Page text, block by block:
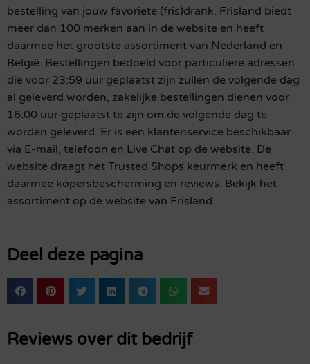
bestelling van jouw favoriete (fris)drank. Frisland biedt
meer dan 100 merken aan in de website en heeft
daarmee het grootste assortiment van Nederland en
België. Bestellingen bedoeld voor particuliere adressen
die voor 23:59 uur geplaatst zijn zullen de volgende dag
al geleverd worden, zakelijke bestellingen dienen voor
16:00 uur geplaatst te zijn om de volgende dag te
worden geleverd. Er is een klantenservice beschikbaar
via E-mail, telefoon en Live Chat op de website. De
website draagt het Trusted Shops keurmerk en heeft
daarmee kopersbescherming en reviews. Bekijk het
assortiment op de website van Frisland.
Deel deze pagina
Reviews over dit bedrijf